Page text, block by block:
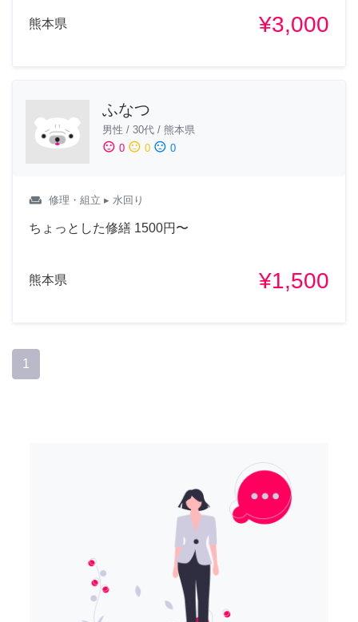
熊本県 ¥3,000
ふなつ
男性 / 30代 / 熊本県
sentiment_satisfied 0 sentiment_neutral 0 sentiment_dissatisfied 0
weekend 修理・組立 ▸ 水回り
ちょっとした修繕 1500円〜
熊本県 ¥1,500
1